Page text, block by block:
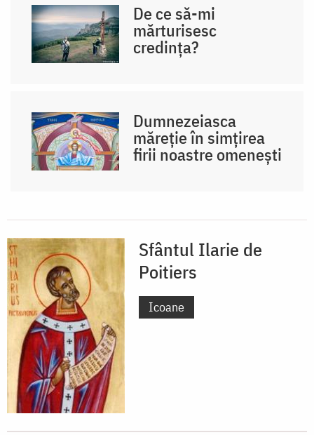
De ce să-mi
mărturisesc
credința?
Dumnezeiasca
măreţie în simţirea
firii noastre omeneşti
Sfântul Ilarie de
Poitiers
Icoane